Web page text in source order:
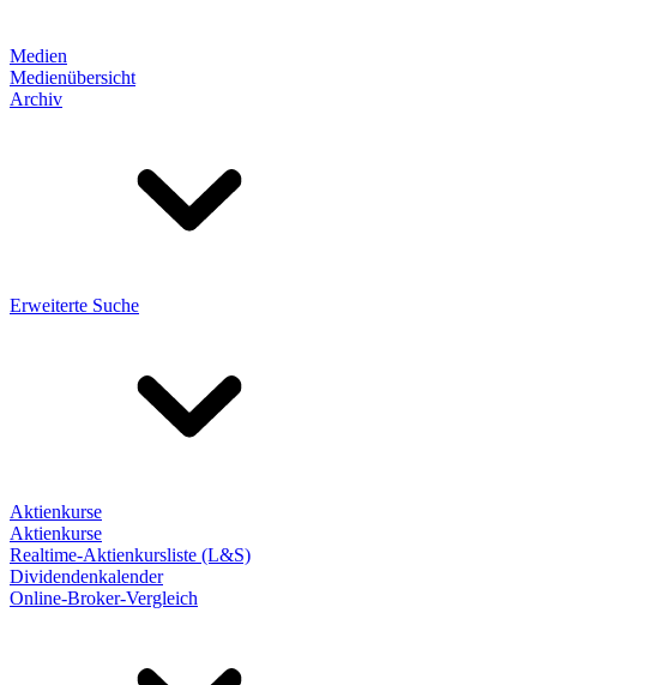
Medien
Medienübersicht
Archiv
Erweiterte Suche
Aktienkurse
Aktienkurse
Realtime-Aktienkursliste (L&S)
Dividendenkalender
Online-Broker-Vergleich